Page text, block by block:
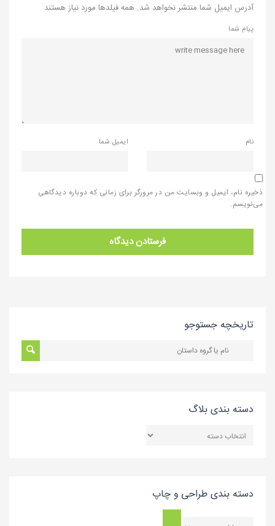
آدرس ایمیل شما منتشر نخواهد شد. همه فیلدها مورد نیاز هستند
پیام شما
نام ایمیل شما
ذخیره نام، ایمیل و وبسایت من در مرورگر برای زمانی که دوباره دیدگاهی
می‌نویسم.
تاریخچه جستوجو
دسته بندی بلاگ
بندی
دسته بندی طراحی و چاپ